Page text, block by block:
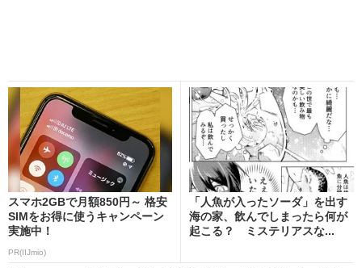
スマホ2GBで月額850円～ 格安
SIMをお得に使うキャンペーン
実施中！
PR(IIJmio)
「人魚が入ったソーダ」を出す
海の家、飲んでしまったら何が
起こる？ ミステリアスな...